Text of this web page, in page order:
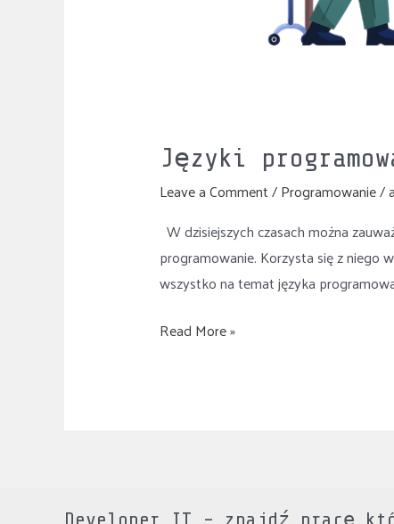
Języki
Leave a Comment/Programowanie/
W dzisiejszych czasach można
programowanie. Korzysta się z niego
wszystko na temat języka
Read More »